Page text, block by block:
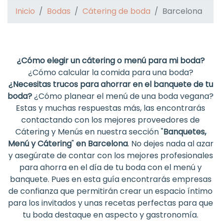
Inicio Bodas Cátering de boda Barcelona
¿Cómo elegir un cátering o menú para mi boda?
¿Cómo calcular la comida para una boda?
¿Necesitas trucos para ahorrar en el banquete de tu
boda?¿Cómo planear el menú de una boda vegana?
Estas y muchas respuestas más, las encontrarás
contactando con los mejores proveedores de
Cátering y Menús en nuestra sección "Banquetes,
Menú y Cátering"en Barcelona. No dejes nada al azar
y asegúrate de contar con los mejores profesionales
para ahorra en el día de tu boda con el menú y
banquete. Pues en esta guía encontrarás empresas
de confianza que permitirán crear un espacio íntimo
para los invitados y unas recetas perfectas para que
tu boda destaque en aspecto y gastronomía.